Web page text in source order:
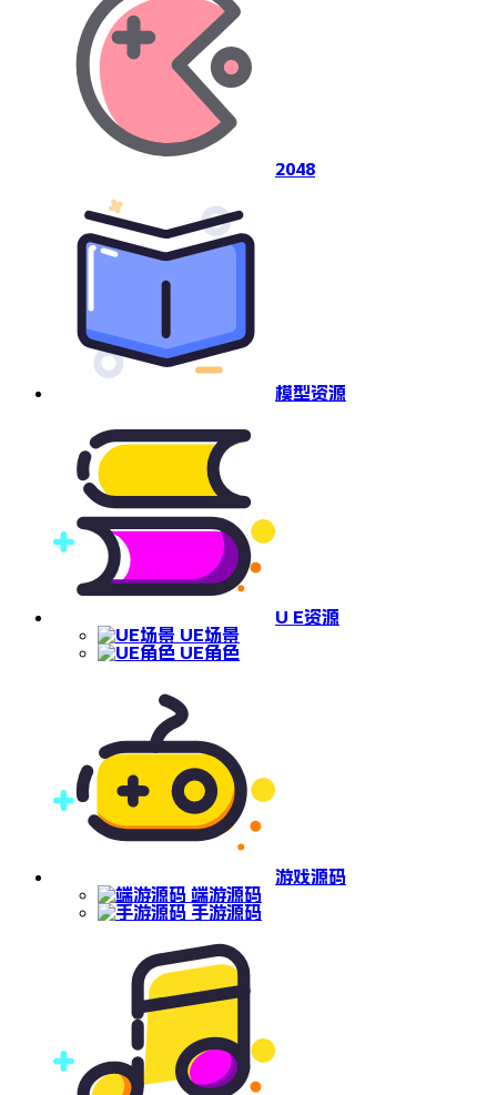
2048
模型资源
U E资源
UE场景
UE角色
游戏源码
端游源码
手游源码